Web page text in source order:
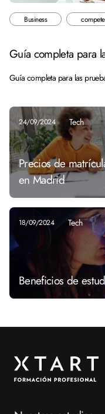
Business
Guía completa para
Guía completa para las
24/09/2024 Tech
Precios de
en Madrid
18/09/2024 Tech
Beneficios de